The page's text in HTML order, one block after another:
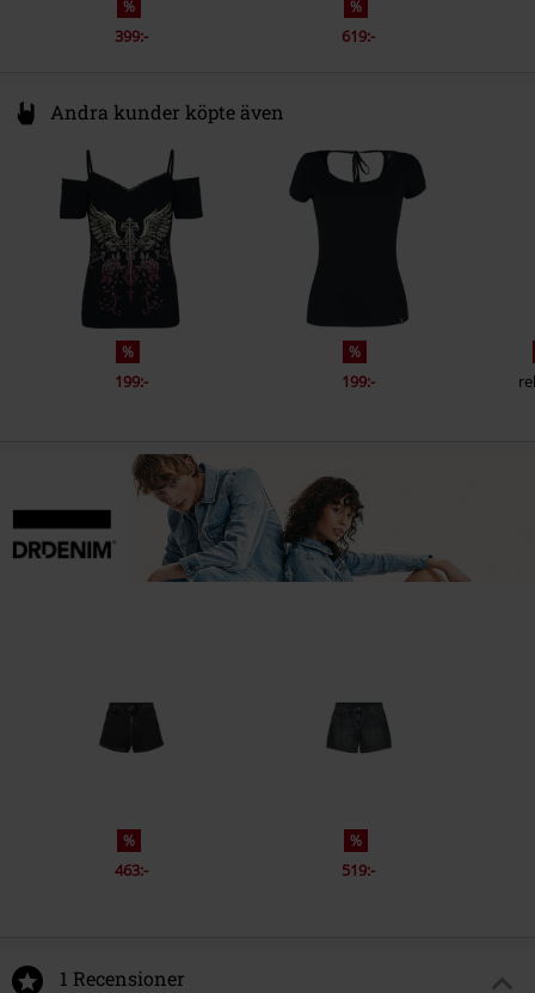
%
399:-
%
619:-
Andra kunder köpte även
%
199:-
%
199:-
%
463:-
%
519:-
1 Recensioner